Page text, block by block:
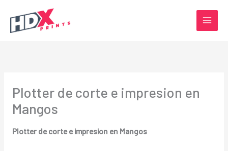
contenido
Plotter de corte e impresion en
Mangos
Plotter de corte e impresion en Mangos